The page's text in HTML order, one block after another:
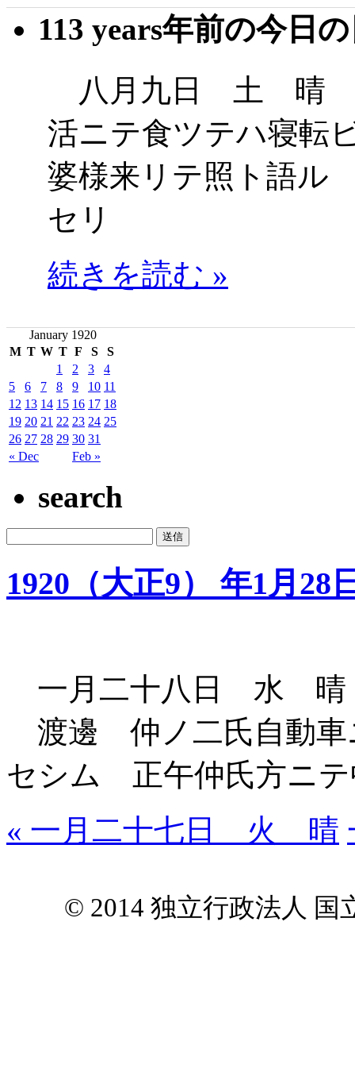
113 years年前の今日
八月九日 土 晴
活ニテ食ツテハ寝転
婆様来リテ照ト語ル
セリ
続きを読む »
January 1920
M T W T F S S
« Dec Feb »
1 2 3
4
5
6 7 8 9 10 11
12 13 14 15 16 17 18
19 20 21 22 23 24 25
26 27 28 29 30 31
search
1920（大正9） 年1月28
一月二十八日 水 晴
渡邊 仲ノ二氏自動車
セシム 正午仲氏方ニテ
« 一月二十七日 火 晴
© 2014 独立行政法人 国